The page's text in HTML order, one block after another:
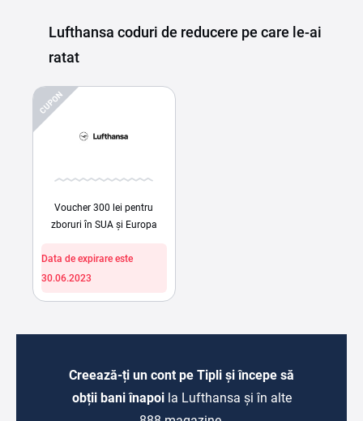
Lufthansa coduri de reducere pe care le-ai
ratat
CUPON
Voucher 300 lei pentru
zboruri în SUA și Europa
Data de expirare este
30.06.2023
Creează-ți un cont pe Tipli și începe să
obții bani înapoi la Lufthansa și în alte